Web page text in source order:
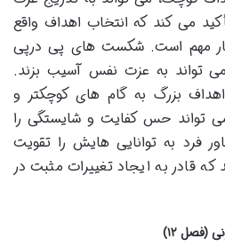
می کند که انتخاب اهداف واقع
مهم است. شکست های پی درپی
می تواند به عزت نفس آسیب بزند.
بزرگ به گام های کوچکتر و
تواند حس کفایت و شایستگی را
فرد به توانایی هایش را تقویت
قادر به ایجاد تغییرات مثبت در
(فصل ۱۲)